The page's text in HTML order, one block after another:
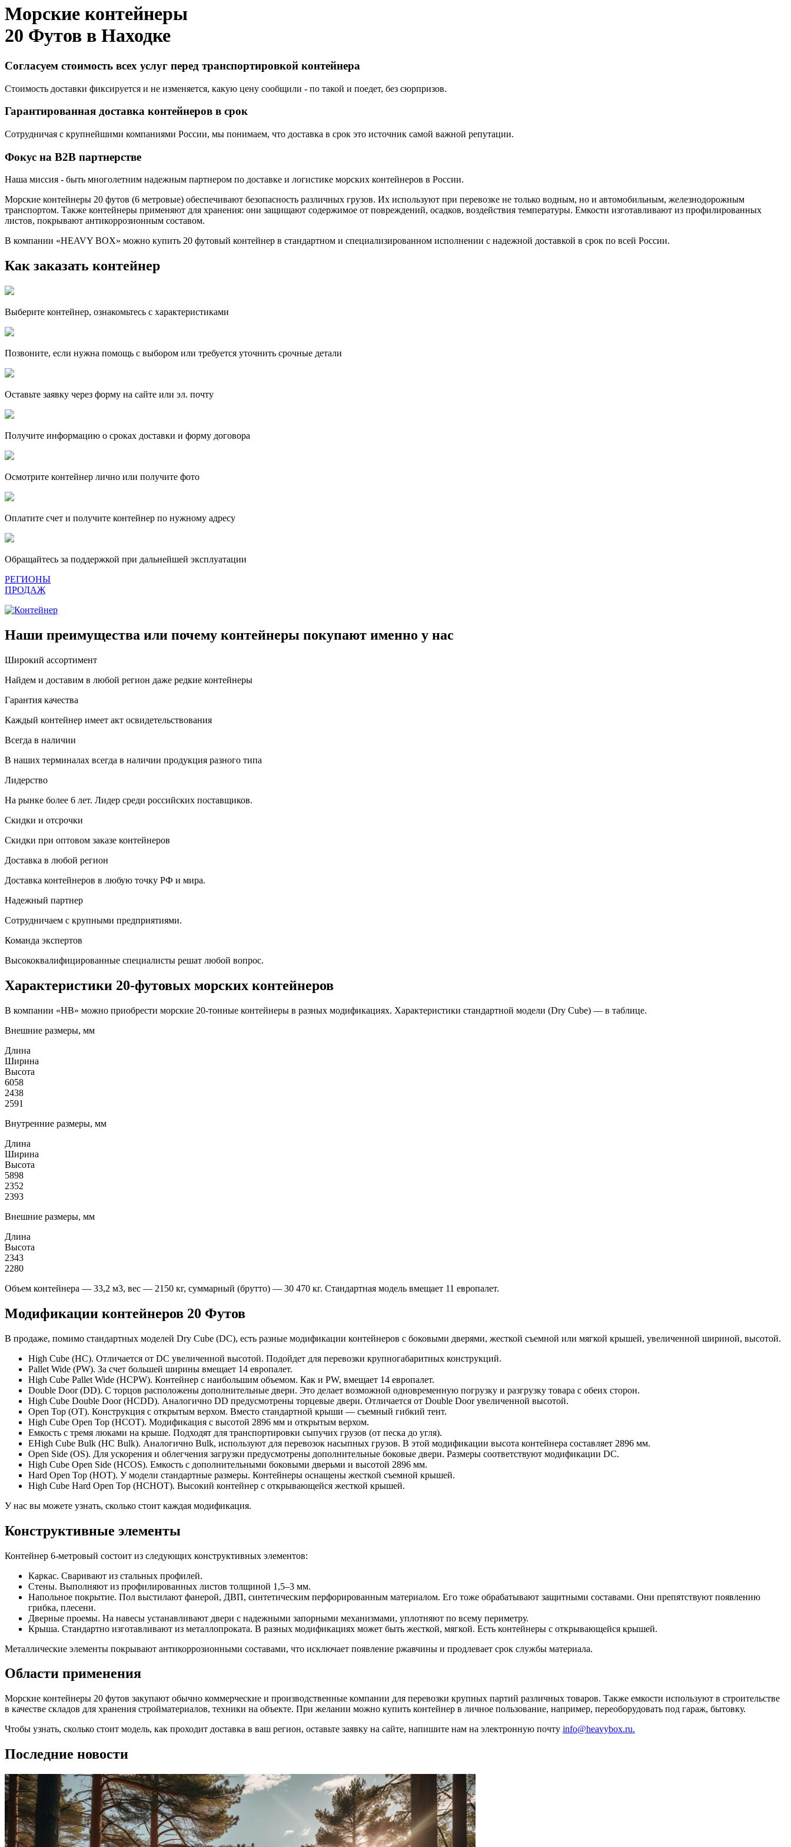
Морские контейнеры
20 Футов в Находке
Согласуем стоимость всех услуг перед транспортировкой контейнера
Стоимость доставки фиксируется и не изменяется, какую цену сообщили - по такой и поедет, без сюрпризов.
Гарантированная доставка контейнеров в срок
Сотрудничая с крупнейшими компаниями России, мы понимаем, что доставка в срок это источник самой важной репутации.
Фокус на B2B партнерстве
Наша миссия - быть многолетним надежным партнером по доставке и логистике морских контейнеров в России.
Морские контейнеры 20 футов (6 метровые) обеспечивают безопасность различных грузов. Их используют при перевозке не только водным, но и автомобильным, железнодорожным
транспортом. Также контейнеры применяют для хранения: они защищают содержимое от повреждений, осадков, воздействия температуры. Емкости изготавливают из профилированных
листов, покрывают антикоррозионным составом.
В компании «HEAVY BOX» можно купить 20 футовый контейнер в стандартном и специализированном исполнении с надежной доставкой в срок по всей России.
Как заказать контейнер
Выберите контейнер, ознакомьтесь с характеристиками
Позвоните, если нужна помощь с выбором или требуется уточнить срочные детали
Оставьте заявку через форму на сайте или эл. почту
Получите информацию о сроках доставки и форму договора
Осмотрите контейнер лично или получите фото
Оплатите счет и получите контейнер по нужному адресу
Обращайтесь за поддержкой при дальнейшей эксплуатации
РЕГИОНЫ
ПРОДАЖ
Наши преимущества или почему контейнеры покупают именно у нас
Широкий ассортимент
Найдем и доставим в любой регион даже редкие контейнеры
Гарантия качества
Каждый контейнер имеет акт освидетельствования
Всегда в наличии
В наших терминалах всегда в наличии продукция разного типа
Лидерство
На рынке более 6 лет. Лидер среди российских поставщиков.
Скидки и отсрочки
Скидки при оптовом заказе контейнеров
Доставка в любой регион
Доставка контейнеров в любую точку РФ и мира.
Надежный партнер
Сотрудничаем с крупными предприятиями.
Команда экспертов
Высококвалифицированные специалисты решат любой вопрос.
Характеристики 20-футовых морских контейнеров
В компании «HB» можно приобрести морские 20-тонные контейнеры в разных модификациях. Характеристики стандартной модели (Dry Cube) — в таблице.
Внешние размеры, мм
Длина
Ширина
Высота
6058
2438
2591
Внутренние размеры, мм
Длина
Ширина
Высота
5898
2352
2393
Внешние размеры, мм
Длина
Высота
2343
2280
Объем контейнера — 33,2 м3, вес — 2150 кг, суммарный (брутто) — 30 470 кг. Стандартная модель вмещает 11 европалет.
Модификации контейнеров 20 Футов
В продаже, помимо стандартных моделей Dry Cube (DC), есть разные модификации контейнеров с боковыми дверями, жесткой съемной или мягкой крышей, увеличенной шириной, высотой.
High Cube (HC). Отличается от DC увеличенной высотой. Подойдет для перевозки крупногабаритных конструкций.
Pallet Wide (PW). За счет большей ширины вмещает 14 европалет.
High Cube Pallet Wide (HCPW). Контейнер с наибольшим объемом. Как и PW, вмещает 14 европалет.
Double Door (DD). С торцов расположены дополнительные двери. Это делает возможной одновременную погрузку и разгрузку товара с обеих сторон.
High Cube Double Door (HCDD). Аналогично DD предусмотрены торцевые двери. Отличается от Double Door увеличенной высотой.
Open Top (OT). Конструкция с открытым верхом. Вместо стандартной крыши — съемный гибкий тент.
High Cube Open Top (HCOT). Модификация с высотой 2896 мм и открытым верхом.
Емкость с тремя люками на крыше. Подходят для транспортировки сыпучих грузов (от песка до угля).
ЕHigh Cube Bulk (HC Bulk). Аналогично Bulk, используют для перевозок насыпных грузов. В этой модификации высота контейнера составляет 2896 мм.
Open Side (OS). Для ускорения и облегчения загрузки предусмотрены дополнительные боковые двери. Размеры соответствуют модификации DC.
High Cube Open Side (HCOS). Емкость с дополнительными боковыми дверьми и высотой 2896 мм.
Hard Open Top (HOT). У модели стандартные размеры. Контейнеры оснащены жесткой съемной крышей.
High Cube Hard Open Top (HCHOT). Высокий контейнер с открывающейся жесткой крышей.
У нас вы можете узнать, сколько стоит каждая модификация.
Конструктивные элементы
Контейнер 6-метровый состоит из следующих конструктивных элементов:
Каркас. Сваривают из стальных профилей.
Стены. Выполняют из профилированных листов толщиной 1,5–3 мм.
Напольное покрытие. Пол выстилают фанерой, ДВП, синтетическим перфорированным материалом. Его тоже обрабатывают защитными составами. Они препятствуют появлению
грибка, плесени.
Дверные проемы. На навесы устанавливают двери с надежными запорными механизмами, уплотняют по всему периметру.
Крыша. Стандартно изготавливают из металлопроката. В разных модификациях может быть жесткой, мягкой. Есть контейнеры с открывающейся крышей.
Металлические элементы покрывают антикоррозионными составами, что исключает появление ржавчины и продлевает срок службы материала.
Области применения
Морские контейнеры 20 футов закупают обычно коммерческие и производственные компании для перевозки крупных партий различных товаров. Также емкости используют в строительстве
в качестве складов для хранения стройматериалов, техники на объекте. При желании можно купить контейнер в личное пользование, например, переоборудовать под гараж, бытовку.
Чтобы узнать, сколько стоит модель, как проходит доставка в ваш регион, оставьте заявку на сайте, напишите нам на электронную почту info@heavybox.ru.
Последние новости